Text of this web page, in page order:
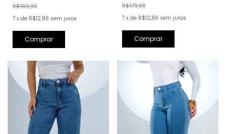
R$169,99
7 x de R$12,86 sem juros
Comprar
R$179,99
7 x de R$12,86 sem juros
Comprar